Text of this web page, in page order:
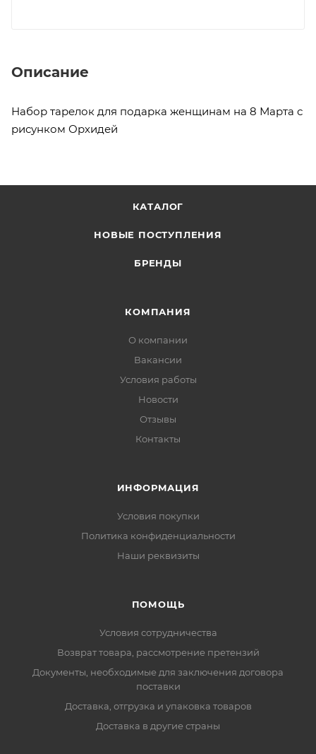
Описание
Набор тарелок для подарка женщинам на 8 Марта с
рисунком Орхидей
КАТАЛОГ
НОВЫЕ ПОСТУПЛЕНИЯ
БРЕНДЫ
КОМПАНИЯ
О компании
Вакансии
Условия работы
Новости
Отзывы
Контакты
ИНФОРМАЦИЯ
Условия покупки
Политика конфиденциальности
Наши реквизиты
ПОМОЩЬ
Условия сотрудничества
Возврат товара, рассмотрение претензий
Документы, необходимые для заключения договора
поставки
Доставка, отгрузка и упаковка товаров
Доставка в другие страны